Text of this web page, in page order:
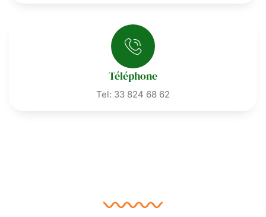
Téléphone
Tel: 33 824 68 62